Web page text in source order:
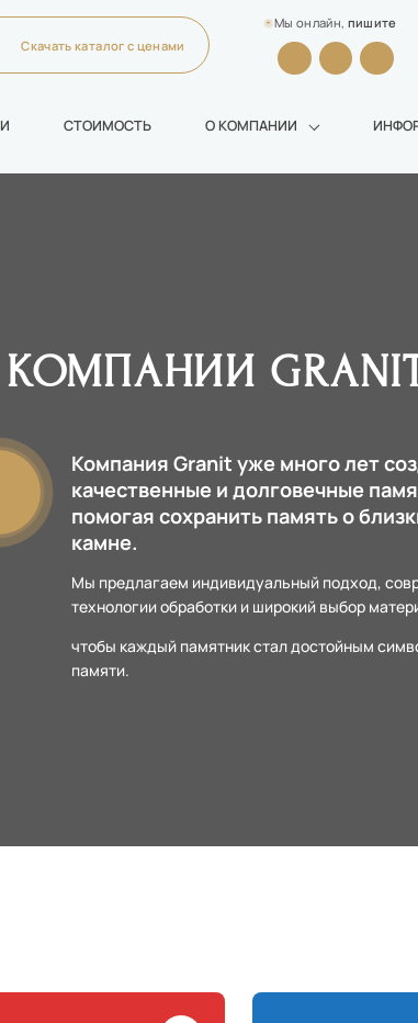
Скачать каталог с ценами
Мы онлайн, пишите
СТОИМОСТЬ О КОМПАНИИ
Компания Granit уже много лет
качественные и долговечные
помогая сохранить память о
камне.
Мы предлагаем индивидуальный подход,
технологии обработки и широкий выбор
чтобы каждый памятник стал достойным
памяти.